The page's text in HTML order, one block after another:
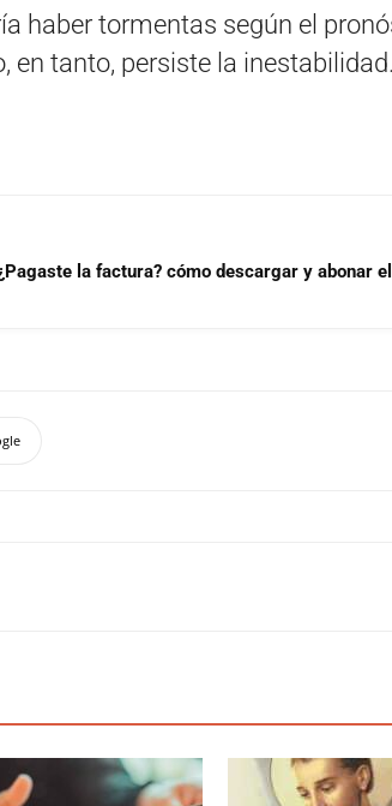
haber tormentas según el
en tanto, persiste la inestabilidad.
la factura? cómo descargar y abonar